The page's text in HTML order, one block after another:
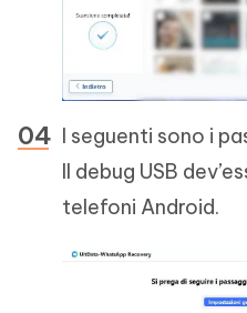
I seguenti sono i
Il debug USB
telefoni Android.